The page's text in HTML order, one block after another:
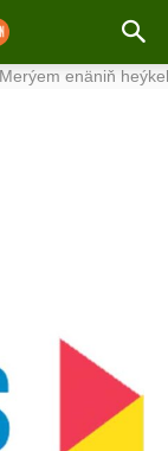
enäniň heýkeli